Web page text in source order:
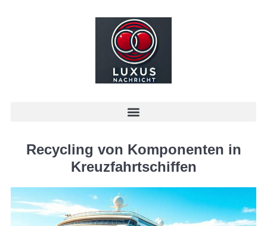
Recycling von Komponenten in
Kreuzfahrtschiffen